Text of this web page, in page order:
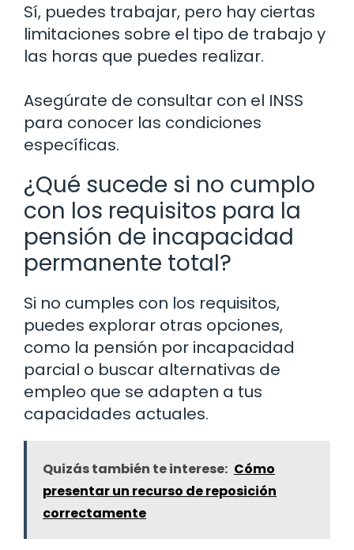
Sí, puedes trabajar, pero hay ciertas
limitaciones sobre el tipo de trabajo y
las horas que puedes realizar.
Asegúrate de consultar con el INSS
para conocer las condiciones
específicas.
¿Qué sucede si no cumplo
con los requisitos para la
pensión de incapacidad
permanente total?
Si no cumples con los requisitos,
puedes explorar otras opciones,
como la pensión por incapacidad
parcial o buscar alternativas de
empleo que se adapten a tus
capacidades actuales.
Quizás también te interese: Cómo
presentar un recurso de reposición
correctamente